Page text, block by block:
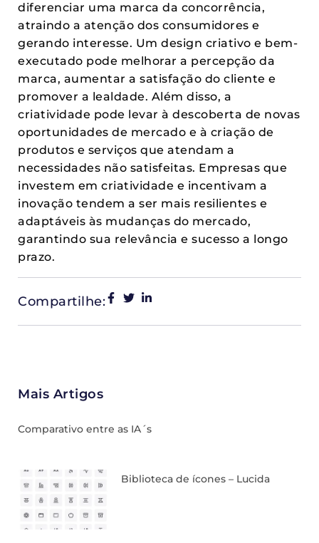
diferenciar uma marca da concorrência,
atraindo a atenção dos consumidores e
gerando interesse. Um design criativo e bem-
executado pode melhorar a percepção da
marca, aumentar a satisfação do cliente e
promover a lealdade. Além disso, a
criatividade pode levar à descoberta de novas
oportunidades de mercado e à criação de
produtos e serviços que atendam a
necessidades não satisfeitas. Empresas que
investem em criatividade e incentivam a
inovação tendem a ser mais resilientes e
adaptáveis às mudanças do mercado,
garantindo sua relevância e sucesso a longo
prazo.
Compartilhe:
Mais Artigos
Comparativo entre as IA´s
Biblioteca de ícones – Lucida